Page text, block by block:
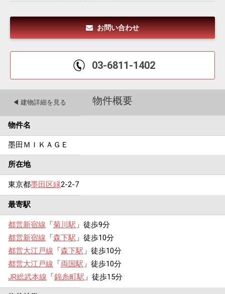
お問い合わせ
03-6811-1402
物件概要
◀︎ 建物詳細を見る
物件名
墨田ＭＩＫＡＧＥ
所在地
東京都墨田区緑2-2-7
最寄駅
都営新宿線 「菊川駅 」徒歩9分
都営新宿線 「森下駅 」徒歩10分
都営大江戸線 「森下駅 」徒歩10分
都営大江戸線 「両国駅 」徒歩10分
JR総武本線 「錦糸町駅 」徒歩15分